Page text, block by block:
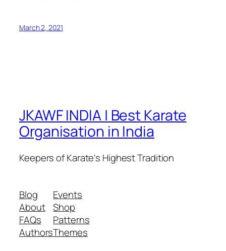
March 2, 2021
JKAWF INDIA | Best Karate
Organisation in India
Keepers of Karate's Highest Tradition
Blog
About
FAQs
Authors
Events
Shop
Patterns
Themes